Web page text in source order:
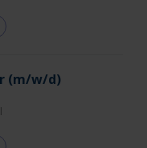
(m/w/d)